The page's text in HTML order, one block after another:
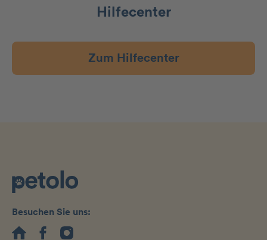
Hilfecenter
Zum Hilfecenter
Besuchen Sie uns: